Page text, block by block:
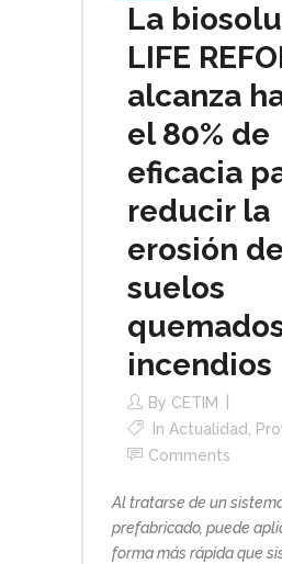
La
LIFE
alcanza
el 80% de
eficacia
reducir la
erosión de
suelos
incendios
By CETIM
In Actualidad,
Comments
Al tratarse de un
prefabricado, puede
forma más rápida que